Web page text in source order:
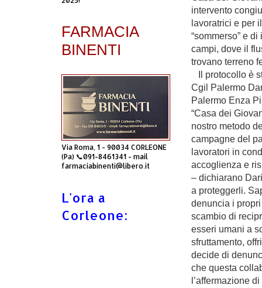
intervento
lavoratrici e per
“sommerso” e
campi, dove il
trovano terreno
Il protocollo è
Cgil Palermo
Palermo Enza
“Casa dei
nostro metodo
campagne del
lavoratori in
accoglienza e
– dichiarano
a proteggerli.
denuncia i
scambio di
esseri umani a
sfruttamento,
decide di
che questa
l’affermazione
FARMACIA
BINENTI
Via Roma, 1 - 90034 CORLEONE
(Pa) 📞091-8461341 - mail
farmaciabinenti@libero.it
L'ora a
Corleone: